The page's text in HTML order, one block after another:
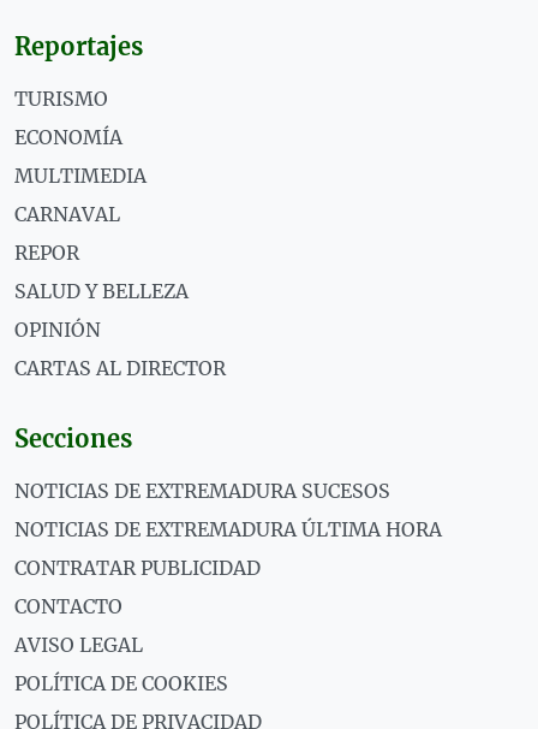
Reportajes
TURISMO
ECONOMÍA
MULTIMEDIA
CARNAVAL
REPOR
SALUD Y BELLEZA
OPINIÓN
CARTAS AL DIRECTOR
Secciones
NOTICIAS DE EXTREMADURA SUCESOS
NOTICIAS DE EXTREMADURA ÚLTIMA HORA
CONTRATAR PUBLICIDAD
CONTACTO
AVISO LEGAL
POLÍTICA DE COOKIES
POLÍTICA DE PRIVACIDAD